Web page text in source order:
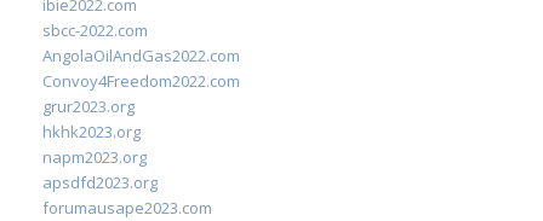
ibie2022.com
sbcc-2022.com
AngolaOilAndGas2022.com
Convoy4Freedom2022.com
grur2023.org
hkhk2023.org
napm2023.org
apsdfd2023.org
forumausape2023.com